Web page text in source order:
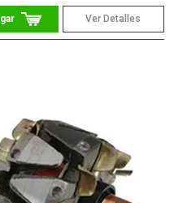
Ver Detalles